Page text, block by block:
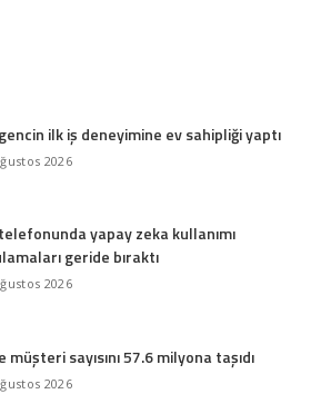
ilk iş deneyimine ev sahipliği yaptı
2026
yapay zeka kullanımı
geride bıraktı
2026
müşteri sayısını 57.6 milyona taşıdı
2026